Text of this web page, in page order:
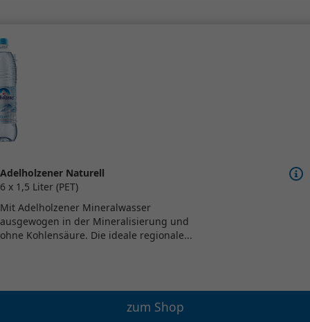
Adelholzener Naturell
6 x 1,5 Liter (PET)
Mit Adelholzener Mineralwasser
ausgewogen in der Mineralisierung und
ohne Kohlensäure. Die ideale regionale...
zum Shop